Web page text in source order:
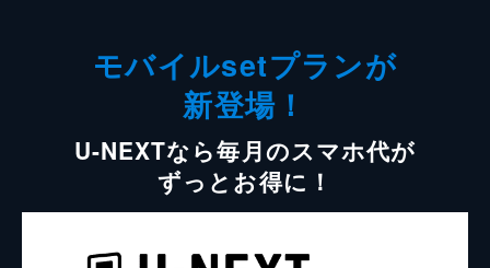
モバイルsetプランが
新登場！
U-NEXTなら毎月のスマホ代が
ずっとお得に！